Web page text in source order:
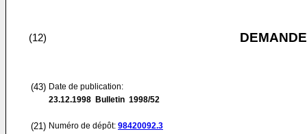
(12)
(43) Date de publication:
23.12.1998 Bulletin 1998/52
(21) Numéro de dépôt: 98420092.3